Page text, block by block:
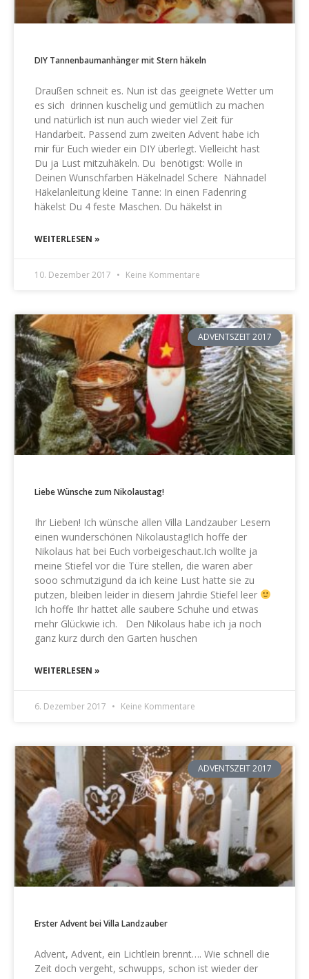
DIY Tannenbaumanhänger mit Stern häkeln
Draußen schneit es. Nun ist das geeignete Wetter um
es sich drinnen kuschelig und gemütlich zu machen
und natürlich ist nun auch wieder viel Zeit für
Handarbeit. Passend zum zweiten Advent habe ich
mir für Euch wieder ein DIY überlegt. Vielleicht hast
Du ja Lust mitzuhäkeln. Du benötigst: Wolle in
Deinen Wunschfarben Häkelnadel Schere Nähnadel
Häkelanleitung kleine Tanne: In einen Fadenring
häkelst Du 4 feste Maschen. Du häkelst in
WEITERLESEN »
10. Dezember 2017 Keine Kommentare
ADVENTSZEIT 2017
Liebe Wünsche zum Nikolaustag!
Ihr Lieben! Ich wünsche allen Villa Landzauber Lesern
einen wunderschönen Nikolaustag!Ich hoffe der
Nikolaus hat bei Euch vorbeigeschaut.Ich wollte ja
meine Stiefel vor die Türe stellen, die waren aber
sooo schmutzigund da ich keine Lust hatte sie zu
putzen, bleiben leider in diesem Jahrdie Stiefel leer
Ich hoffe Ihr hattet alle saubere Schuhe und etwas
mehr Glückwie ich. Den Nikolaus habe ich ja noch
ganz kurz durch den Garten huschen
WEITERLESEN »
6. Dezember 2017 Keine Kommentare
ADVENTSZEIT 2017
Erster Advent bei Villa Landzauber
Advent, Advent, ein Lichtlein brennt…. Wie schnell die
Zeit doch vergeht, schwupps, schon ist wieder der